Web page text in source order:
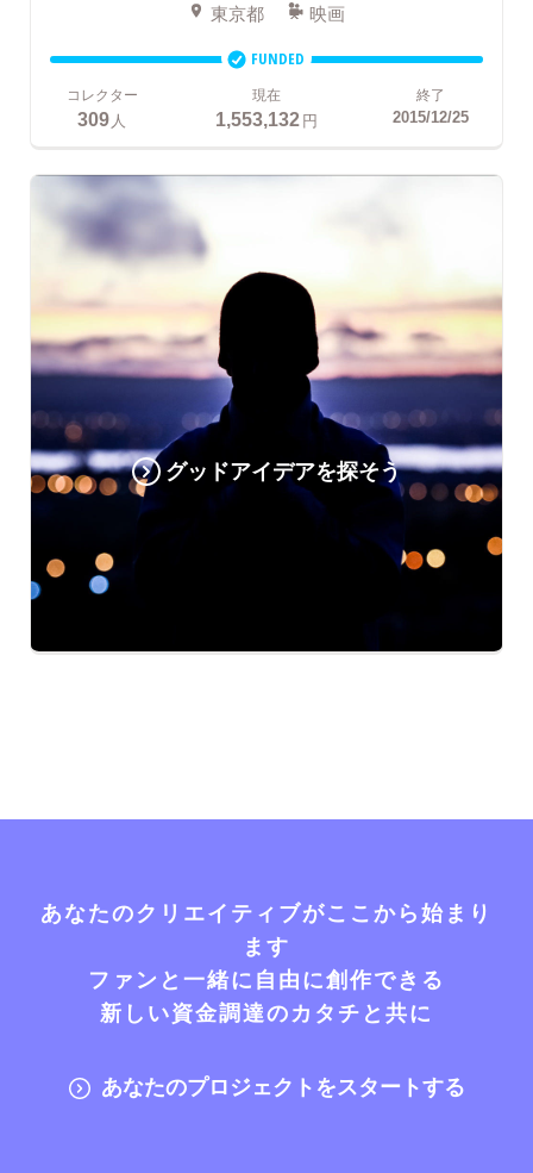
東京都 映画
FUNDED
コレクター
309 人
現在
1,553,132円
終了
2015/12/25
グッドアイデアを探そう
あなたのクリエイティブがここから始まり
ます
ファンと一緒に自由に創作できる
新しい資金調達のカタチと共に
あなたのプロジェクトをスタートする